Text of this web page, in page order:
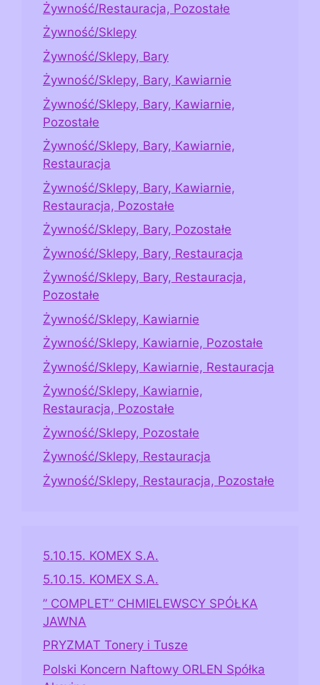
Żywność/Restauracja, Pozostałe
Żywność/Sklepy
Żywność/Sklepy, Bary
Żywność/Sklepy, Bary, Kawiarnie
Żywność/Sklepy, Bary, Kawiarnie,
Pozostałe
Żywność/Sklepy, Bary, Kawiarnie,
Restauracja
Żywność/Sklepy, Bary, Kawiarnie,
Restauracja, Pozostałe
Żywność/Sklepy, Bary, Pozostałe
Żywność/Sklepy, Bary, Restauracja
Żywność/Sklepy, Bary, Restauracja,
Pozostałe
Żywność/Sklepy, Kawiarnie
Żywność/Sklepy, Kawiarnie, Pozostałe
Żywność/Sklepy, Kawiarnie, Restauracja
Żywność/Sklepy, Kawiarnie,
Restauracja, Pozostałe
Żywność/Sklepy, Pozostałe
Żywność/Sklepy, Restauracja
Żywność/Sklepy, Restauracja, Pozostałe
5.10.15. KOMEX S.A.
5.10.15. KOMEX S.A.
” COMPLET” CHMIELEWSCY SPÓŁKA
JAWNA
PRYZMAT Tonery i Tusze
Polski Koncern Naftowy ORLEN Spółka